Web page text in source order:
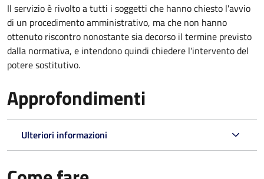
Il servizio è rivolto a tutti i soggetti che hanno chiesto l'avvio
di un procedimento amministrativo, ma che non hanno
ottenuto riscontro nonostante sia decorso il termine previsto
dalla normativa, e intendono quindi chiedere l'intervento del
potere sostitutivo.
Approfondimenti
Ulteriori informazioni